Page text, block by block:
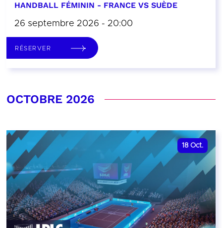
HANDBALL FÉMININ - FRANCE VS SUÈDE
26 septembre 2026 - 20:00
RÉSERVER
OCTOBRE 2026
18 Oct.